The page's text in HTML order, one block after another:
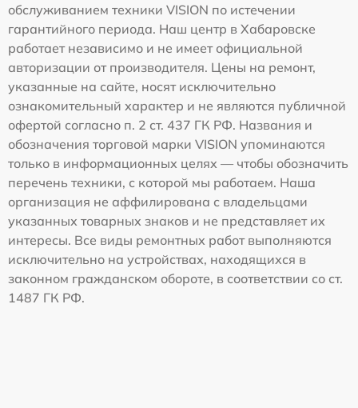
обслуживанием техники VISION по истечении
гарантийного периода. Наш центр в Хабаровске
работает независимо и не имеет официальной
авторизации от производителя. Цены на ремонт,
указанные на сайте, носят исключительно
ознакомительный характер и не являются публичной
офертой согласно п. 2 ст. 437 ГК РФ. Названия и
обозначения торговой марки VISION упоминаются
только в информационных целях — чтобы обозначить
перечень техники, с которой мы работаем. Наша
организация не аффилирована с владельцами
указанных товарных знаков и не представляет их
интересы. Все виды ремонтных работ выполняются
исключительно на устройствах, находящихся в
законном гражданском обороте, в соответствии со ст.
1487 ГК РФ.